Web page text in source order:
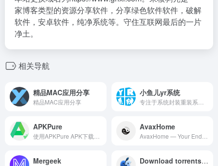
家博客类型的资源分享软件，分享绿色软件软件，破解
软件，安卓软件，纯净系统等。守住互联网最后的一片
净土。
相关导航
精品MAC应用分享
精品MAC应用分享
小鱼儿yr系统
APKPure AvaxHome
Mergeek Download torrents for Mac Apps